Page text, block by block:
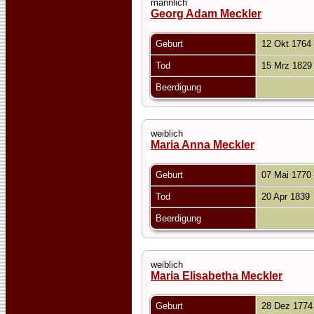
männlich
Georg Adam Meckler
Geburt 12 Okt 1764
Tod 15 Mrz 1829
Beerdigung
weiblich
Maria Anna Meckler
Geburt 07 Mai 1770
Tod 20 Apr 1839
Beerdigung
weiblich
Maria Elisabetha Meckler
Geburt 28 Dez